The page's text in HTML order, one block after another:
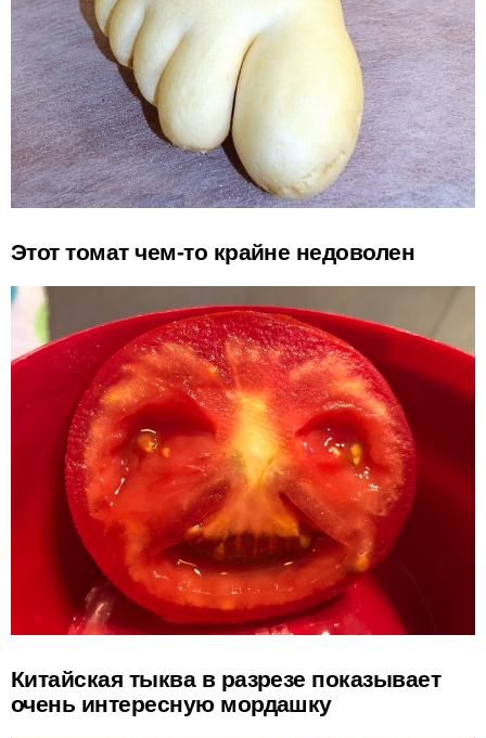
Этот томат чем-то крайне недоволен
Китайская тыква в разрезе показывает
очень интересную мордашку